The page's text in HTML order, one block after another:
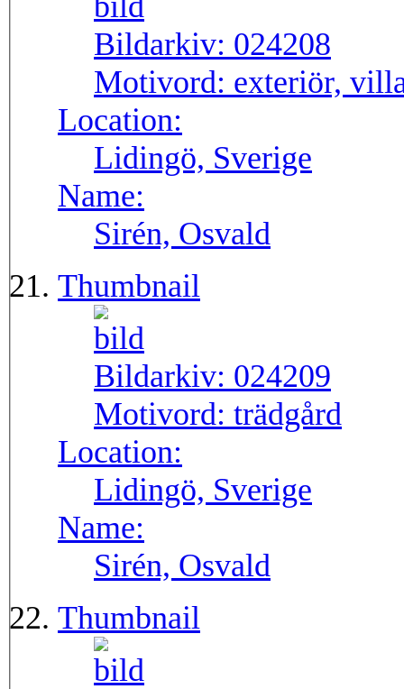
Bildarkiv: 024208
Motivord: exteriör,
Location:
Lidingö, Sverige
Name:
Sirén, Osvald
Thumbnail
Bildarkiv: 024209
Motivord: trädgård
Location:
Lidingö, Sverige
Name:
Sirén, Osvald
Thumbnail